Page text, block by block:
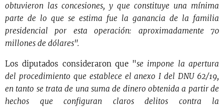
obtuvieron las concesiones, y que constituye una mínima
parte de lo que se estima fue la ganancia de la familia
presidencial por esta operación: aproximadamente 70
millones de dólares".
Los diputados consideraron que "se impone la apertura
del procedimiento que establece el anexo I del DNU 62/19,
en tanto se trata de una suma de dinero obtenida a partir de
hechos que configuran claros delitos contra la